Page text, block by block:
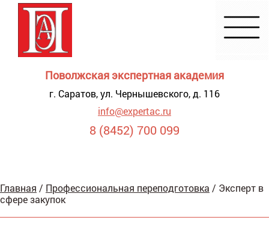
Поволжская экспертная академия
г. Саратов, ул. Чернышевского, д. 116
info@expertac.ru
8 (8452) 700 099
для
Главная / Профессиональная переподготовка / Эксперт в
сфере закупок